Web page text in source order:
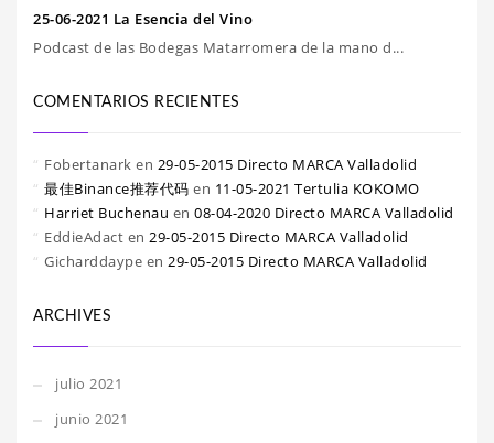
25-06-2021 La Esencia del Vino
Podcast de las Bodegas Matarromera de la mano d...
COMENTARIOS RECIENTES
Fobertanark en 29-05-2015 Directo MARCA Valladolid
最佳Binance推荐代码 en 11-05-2021 Tertulia KOKOMO
Harriet Buchenau en 08-04-2020 Directo MARCA Valladolid
EddieAdact en 29-05-2015 Directo MARCA Valladolid
Gicharddaype en 29-05-2015 Directo MARCA Valladolid
ARCHIVES
julio 2021
junio 2021